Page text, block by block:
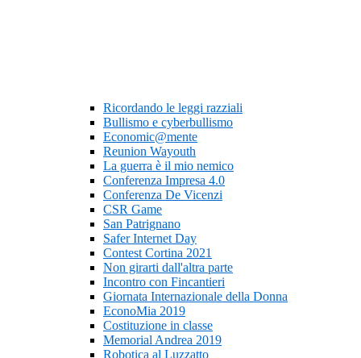
Ricordando le leggi razziali
Bullismo e cyberbullismo
Economic@mente
Reunion Wayouth
La guerra è il mio nemico
Conferenza Impresa 4.0
Conferenza De Vicenzi
CSR Game
San Patrignano
Safer Internet Day
Contest Cortina 2021
Non girarti dall'altra parte
Incontro con Fincantieri
Giornata Internazionale della Donna
EconoMia 2019
Costituzione in classe
Memorial Andrea 2019
Robotica al Luzzatto